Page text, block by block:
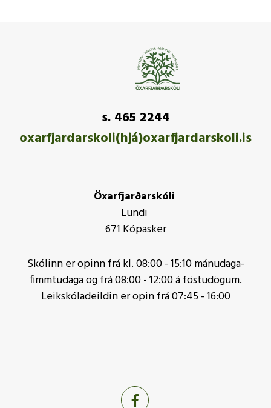
s. 465 2244
oxarfjardarskoli(hjá)oxarfjardarskoli.is
Öxarfjarðarskóli
Lundi
671 Kópasker
Skólinn er opinn frá kl. 08:00 - 15:10 mánudaga-
fimmtudaga og frá 08:00 - 12:00 á föstudögum.
Leikskóladeildin er opin frá 07:45 - 16:00